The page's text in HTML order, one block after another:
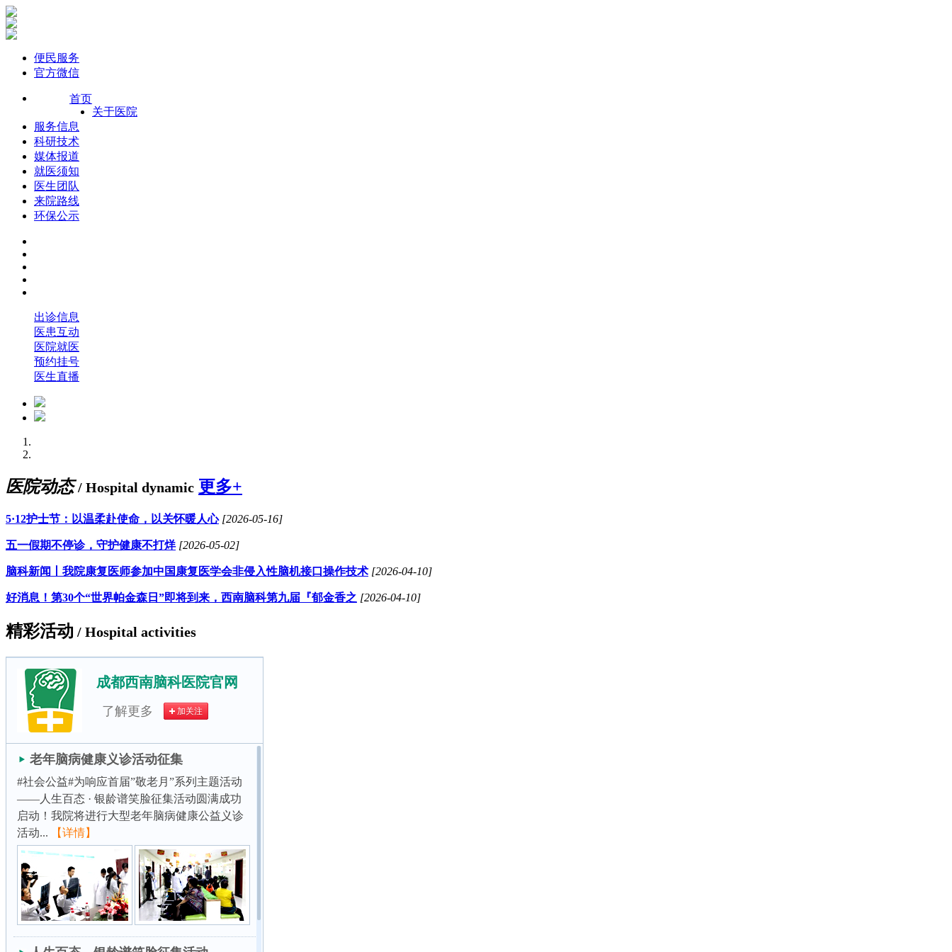
便民服务
官方微信
首页
关于医院
服务信息
科研技术
媒体报道
就医须知
医生团队
来院路线
环保公示
出诊信息
医患互动
医院就医
预约挂号
医生直播
医院动态 / Hospital dynamic 更多+
5·12护士节：以温柔赴使命，以关怀暖人心 [2026-05-16]
五一假期不停诊，守护健康不打烊 [2026-05-02]
脑科新闻丨我院康复医师参加中国康复医学会非侵入性脑机接口操作技术 [2026-04-10]
好消息！第30个“世界帕金森日”即将到来，西南脑科第九届『郁金香之 [2026-04-10]
精彩活动 / Hospital activities